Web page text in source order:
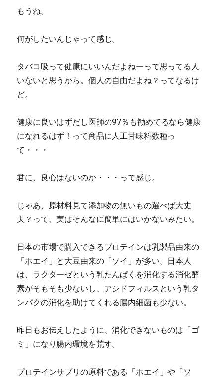
もうね。
何がしたいんじゃって感じ。
タバコ吸って健康にいいんだよねーって思ってる人
いないと思うから。個人の自由だよね？ってなるけ
ど。
健康に良いはずだし医師の97％も勧めてるなら健康
になれるはず！って商品に人工甘味料数種っ
て・・・
君に、良心はないのか・・・って感じ。
じゃあ、原材料見て添加物の無いもの選べば大丈
夫？って、実はそんなに簡単にはいかないみたい。
日本の市場で購入できるプロテインは乳製品由来の
「ホエイ」と大豆由来の「ソイ」が多い。日本人
は、ラクターゼという乳たんぱくを消化する消化酵
素がそもそも少ないし、アシドフィルスという乳タ
ンパクの消化を助けてくれる腸内細菌も少ない。
昨日もお伝えしたように、消化できないものは「ゴ
ミ」になり腸内環境を荒す。
プロテインサプリの原料である「ホエイ」や「ソ